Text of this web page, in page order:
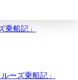
乗船記」
ーズ乗船記」